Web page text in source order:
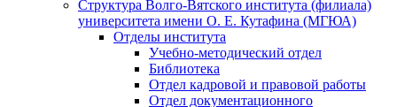
Структура Волго-Вятского института (филиала)
университета имени О. Е. Кутафина (МГЮА)
Отделы института
Учебно-методический отдел
Библиотека
Отдел кадровой и правовой работы
Отдел документационного